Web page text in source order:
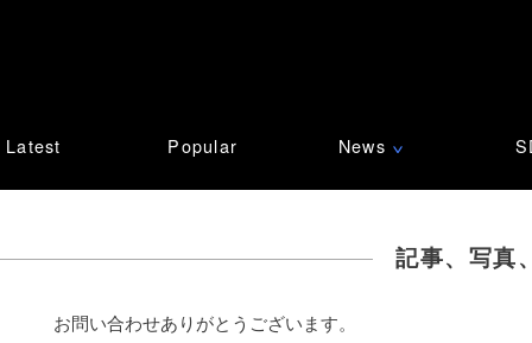
Latest Popular News ∨
記事、写真
お問い合わせありがとうございます。